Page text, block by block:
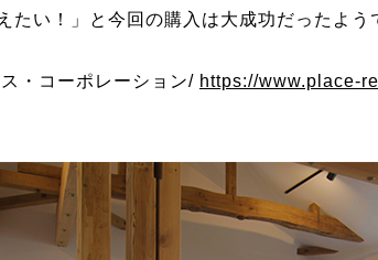
たい！」と今回の購入は大成功だったよう
・コーポレーション/ https://www.place-